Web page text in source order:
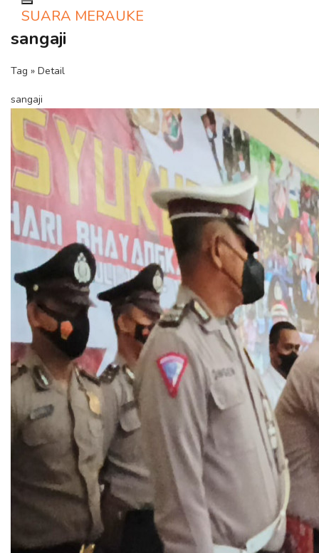
Toggle navigation
SUARA MERAUKE
sangaji
Tag » Detail
sangaji